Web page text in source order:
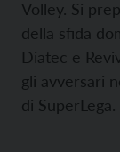
Volley. Si
della sfida
Diatec e
gli avversari
di